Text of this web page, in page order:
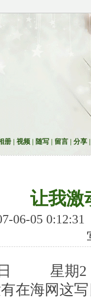
册 视频 随写 留言 分享
让我激
06-05
月5日
在海网这